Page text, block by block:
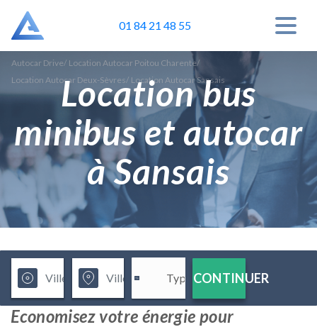
01 84 21 48 55
Autocar Drive/ Location Autocar Poitou Charente/
Location Autocar Deux-Sèvres/ Location Autocar Sansais
Location bus
minibus et autocar
à Sansais
CONTINUER
Economisez votre énergie pour